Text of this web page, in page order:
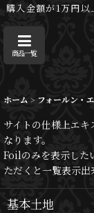
購入金額が1万円
商品一覧
ホーム > フォールン・
サイトの仕様上エ
なります。
Foilのみを表示した
ただくと一覧表示出
基本土地